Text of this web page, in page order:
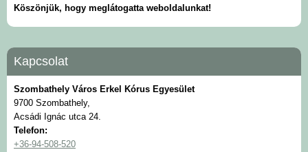
Kapcsolat
Köszönjük, hogy meglátogatta weboldalunkat!
Kapcsolat
Szombathely Város Erkel Kórus Egyesület
9700 Szombathely,
Acsádi Ignác utca 24.
Telefon:
+36-94-508-520